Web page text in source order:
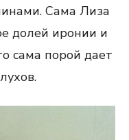
Сама Лиза
долей иронии и
сама порой дает